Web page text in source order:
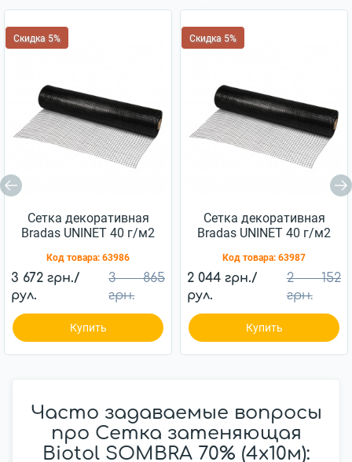
Скидка 5%
Сетка декоративная
Bradas UNINET 40 г/м2
Код товара: 63986
3 672 грн./
рул.
3 865
грн.
Купить
Скидка 5%
Сетка декоративная
Bradas UNINET 40 г/м2
Код товара: 63987
2 044 грн./
рул.
2 152
грн.
Купить
Часто задаваемые вопросы
про Сетка затеняющая
Biotol SOMBRA 70% (4x10м):